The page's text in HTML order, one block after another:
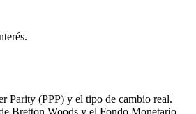
Parity (PPP) y el tipo de cambio real.
Bretton Woods y el Fondo Monetario